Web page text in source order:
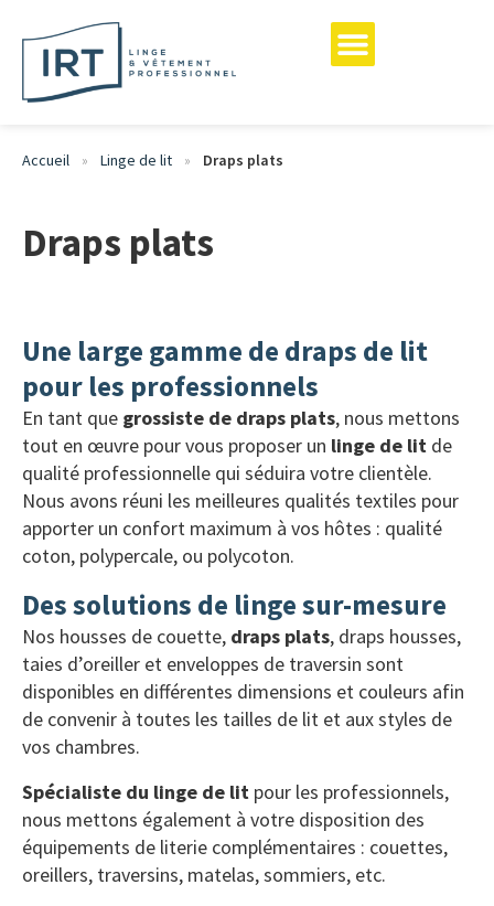
Accueil » Linge de lit » Draps plats
Draps plats
Une large gamme de draps de lit
pour les professionnels
En tant que grossiste de draps plats, nous mettons
tout en œuvre pour vous proposer un linge de lit de
qualité professionnelle qui séduira votre clientèle.
Nous avons réuni les meilleures qualités textiles pour
apporter un confort maximum à vos hôtes : qualité
coton, polypercale, ou polycoton.
Des solutions de linge sur-mesure
Nos housses de couette, draps plats, draps housses,
taies d’oreiller et enveloppes de traversin sont
disponibles en différentes dimensions et couleurs afin
de convenir à toutes les tailles de lit et aux styles de
vos chambres.
Spécialiste du linge de lit pour les professionnels,
nous mettons également à votre disposition des
équipements de literie complémentaires : couettes,
oreillers, traversins, matelas, sommiers, etc.